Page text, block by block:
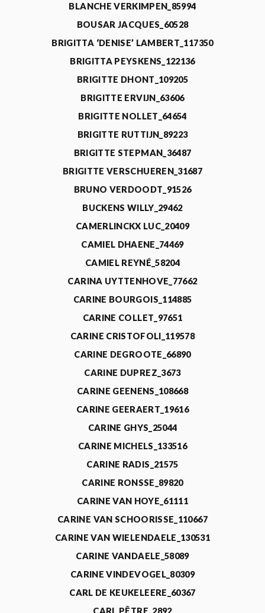
BLANCHE VERKIMPEN_85994
BOUSAR JACQUES_60528
BRIGITTA ‘DENISE’ LAMBERT_117350
BRIGITTA PEYSKENS_122136
BRIGITTE DHONT_109205
BRIGITTE ERVIJN_63606
BRIGITTE NOLLET_64654
BRIGITTE RUTTIJN_89223
BRIGITTE STEPMAN_36487
BRIGITTE VERSCHUEREN_31687
BRUNO VERDOODT_91526
BUCKENS WILLY_29462
CAMERLINCKX LUC_20409
CAMIEL DHAENE_74469
CAMIEL REYNÉ_58204
CARINA UYTTENHOVE_77662
CARINE BOURGOIS_114885
CARINE COLLET_97651
CARINE CRISTOFOLI_119578
CARINE DEGROOTE_66890
CARINE DUPREZ_3673
CARINE GEENENS_108668
CARINE GEERAERT_19616
CARINE GHYS_25044
CARINE MICHELS_133516
CARINE RADIS_21575
CARINE RONSSE_89820
CARINE VAN HOYE_61111
CARINE VAN SCHOORISSE_110667
CARINE VAN WIELENDAELE_130531
CARINE VANDAELE_58089
CARINE VINDEVOGEL_80309
CARL DE KEUKELEERE_60367
CARL PÊTRE_2892